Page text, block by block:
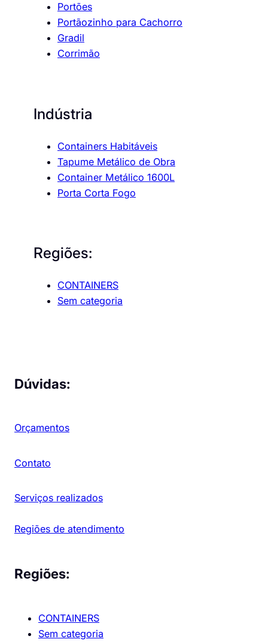
Portões
Portãozinho para Cachorro
Gradil
Corrimão
Indústria
Containers Habitáveis
Tapume Metálico de Obra
Container Metálico 1600L
Porta Corta Fogo
Regiões:
CONTAINERS
Sem categoria
Dúvidas:
Orçamentos
Contato
Serviços realizados
Regiões de atendimento
Regiões:
CONTAINERS
Sem categoria